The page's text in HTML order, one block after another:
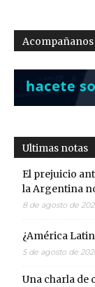
Acompañanos
Ultimas notas
El prejuicio
la Argentina
8 de agosto de
¿América
5 de agosto de
Una charla de